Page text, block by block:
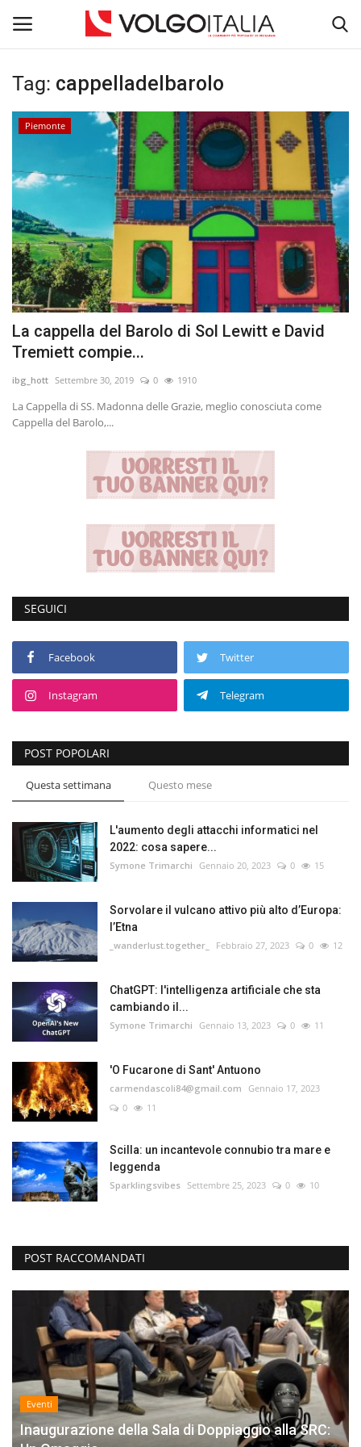
Accedi Registra
La Community
Territorio
Il Fondatore
Dicono di noi
Entra nel Team
Volgo Academy
Tecnologia
Contatti
Galleria
Shop
Tag: cappelladelbarolo
Piemonte
La cappella del Barolo di Sol Lewitt e David
Tremiett compie...
ibg_hott Settembre 30, 2019 0 1910
La Cappella di SS. Madonna delle Grazie, meglio conosciuta come
Cappella del Barolo,...
SEGUICI
Facebook Twitter
Instagram Telegram
POST POPOLARI
Questa settimana Questo mese
L'aumento degli attacchi informatici nel
2022: cosa sapere...
Symone Trimarchi Gennaio 20, 2023 0 15
Sorvolare il vulcano attivo più alto d’Europa:
l’Etna
_wanderlust.together_ Febbraio 27, 2023 0 12
ChatGPT: l'intelligenza artificiale che sta
cambiando il...
Symone Trimarchi Gennaio 13, 2023 0 11
'O Fucarone di Sant' Antuono
carmendascoli84@gmail.com
Gennaio 17, 2023
0
11
Scilla: un incantevole connubio tra mare e
leggenda
Sparklingsvibes Settembre 25, 2023 0 10
POST RACCOMANDATI
Eventi
Inaugurazione della Sala di Doppiaggio alla SRC: